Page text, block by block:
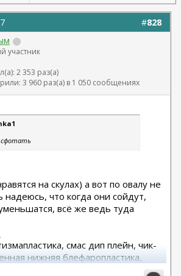
#828
участник
2 353 раз(а)
3 960 раз(а) в 1 050 сообщениях
сфотать
на скулах) а вот по овалу не
надеюсь, что когда они сойдут,
всё же ведь туда
смас дип плейн, чик-
нижняя блефаропластика,
04.25 Тегай Р.А. риносептопластика